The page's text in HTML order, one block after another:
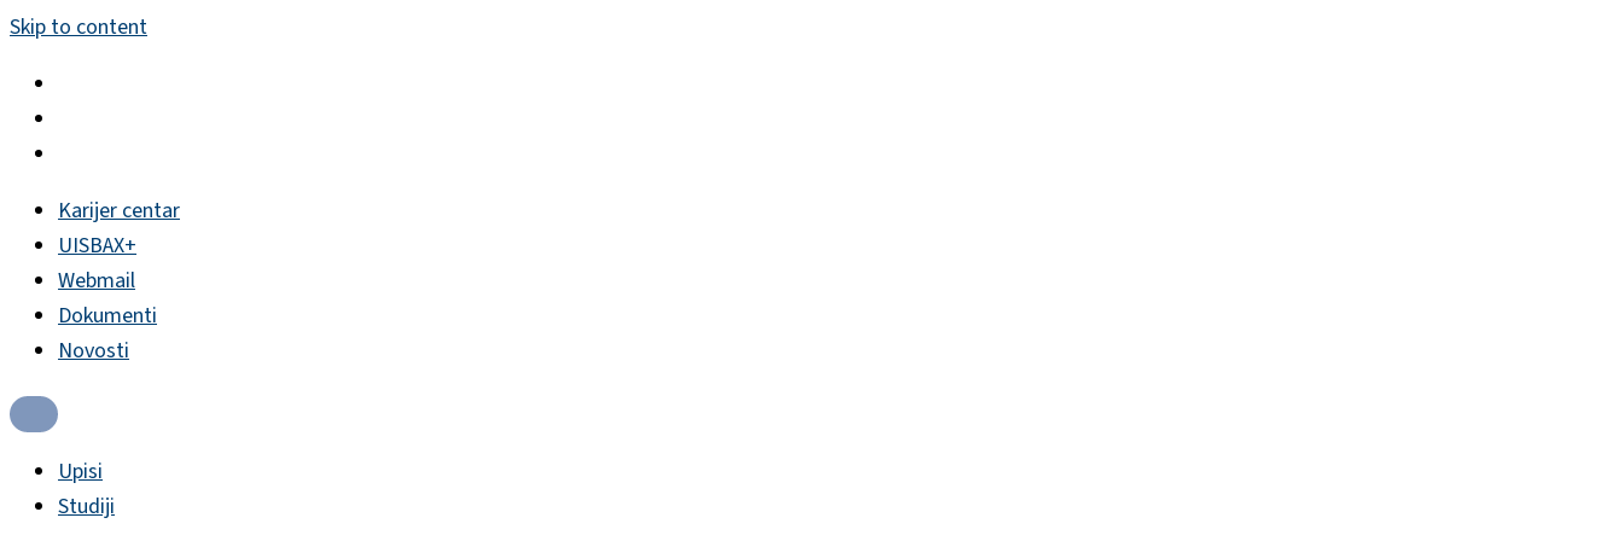
Skip to content
Karijer centar
UISBAX+
Webmail
Dokumenti
Novosti
Upisi
Studiji